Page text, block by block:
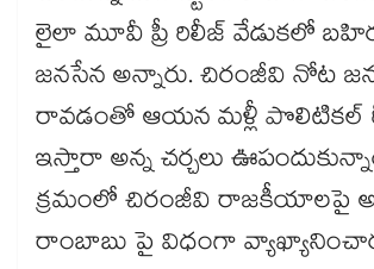
లైలా మూవీ ప్రీ రిలీజ్ వేడుకలో
జనసేన అన్నారు. చిరంజీవి నోట
రావడంతో ఆయన మళ్లీ పొలిటికల్
ఇస్తారా అన్న చర్చలు
క్రమంలో చిరంజీవి రాజకీయాలపై
రాంబాబు పై విధంగా